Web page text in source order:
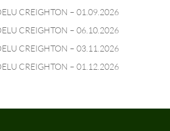
CREIGHTON – 01.09.2026
CREIGHTON – 06.10.2026
CREIGHTON – 03.11.2026
CREIGHTON – 01.12.2026